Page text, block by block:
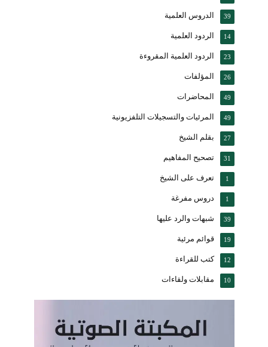
الدروس العلمية 39
الردود العلمية 14
الردود العلمية المقروءة 23
المؤلفات 26
المحاضرات 49
المرئيات والتسجيلات التلفزيونية 49
بقلم الشيخ 27
تصحيح المفاهيم 31
تعرف على الشيخ 1
دروس مفرغة 1
شبهات والرد عليها 39
قوائم مرئية 19
كتب للقراءة 12
مقابلات ولقاءات 10